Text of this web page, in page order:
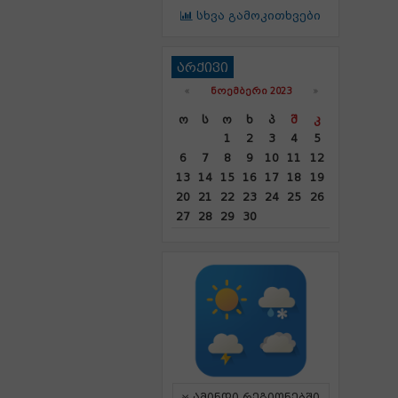
სხვა გამოკითხვები
არქივი
« ᲜᲝᲔᲛᲑᲔᲠᲘ 2023 »
Ო Ს Ო Ხ Პ Შ
Კ
1
2 3 4
5
6
7 8 9 10 11
12
13
14 15 16 17 18
19
20
21 22 23 24 25
26
27
28 29 30